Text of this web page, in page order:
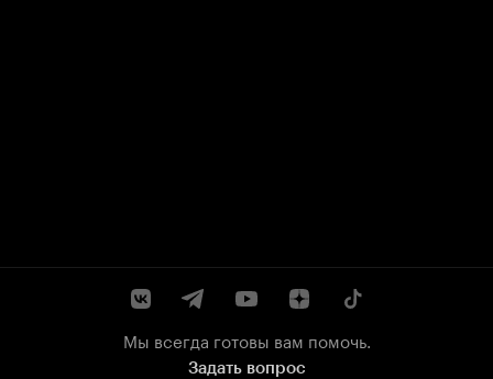
Мы всегда готовы вам помочь.
Задать вопрос